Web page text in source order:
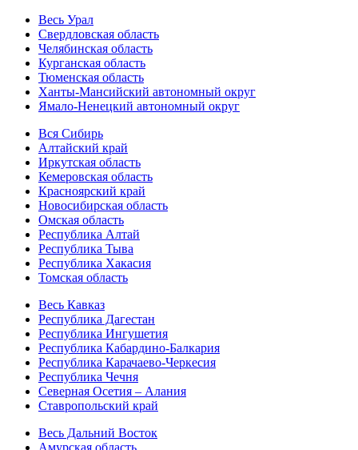
Весь Урал
Свердловская область
Челябинская область
Курганская область
Тюменская область
Ханты-Мансийский автономный округ
Ямало-Ненецкий автономный округ
Вся Сибирь
Алтайский край
Иркутская область
Кемеровская область
Красноярский край
Новосибирская область
Омская область
Республика Алтай
Республика Тыва
Республика Хакасия
Томская область
Весь Кавказ
Республика Дагестан
Республика Ингушетия
Республика Кабардино-Балкария
Республика Карачаево-Черкесия
Республика Чечня
Северная Осетия – Алания
Ставропольский край
Весь Дальний Восток
Амурская область